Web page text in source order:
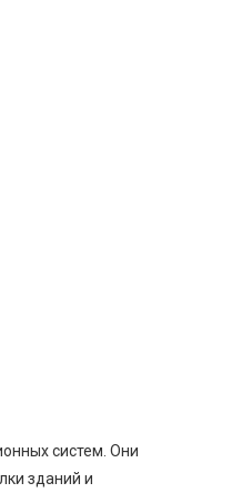
систем. Они
зданий и